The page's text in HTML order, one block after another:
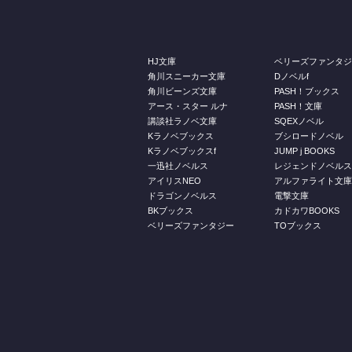
HJ文庫
角川スニーカー文庫
角川ビーンズ文庫
アース・スター ルナ
講談社ラノベ文庫
Kラノベブックス
Kラノベブックスf
一迅社ノベルス
アイリスNEO
ドラゴンノベルス
BKブックス
ベリーズファンタジー
ベリーズファンタ
Dノベルf
PASH！ブックス
PASH！文庫
SQEXノベル
ブシロードノベル
JUMP j BOOKS
レジェンドノベルス
アルファライト文庫
電撃文庫
カドカワBOOKS
TOブックス